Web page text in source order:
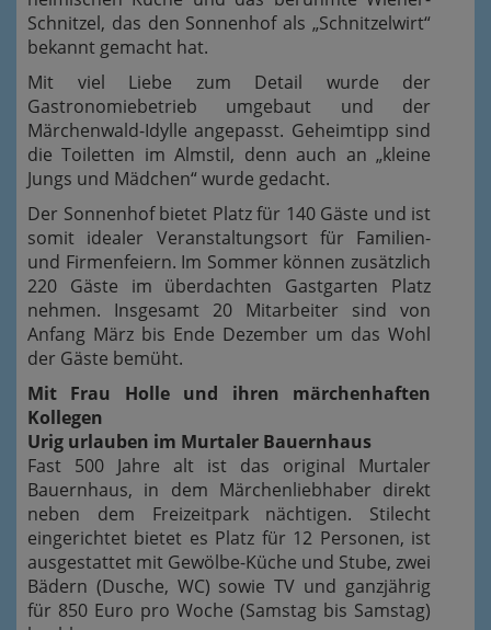
Schnitzel, das den Sonnenhof als „Schnitzelwirt“
bekannt gemacht hat.
Mit viel Liebe zum Detail wurde der
Gastronomiebetrieb umgebaut und der
Märchenwald-Idylle angepasst. Geheimtipp sind
die Toiletten im Almstil, denn auch an „kleine
Jungs und Mädchen“ wurde gedacht.
Der Sonnenhof bietet Platz für 140 Gäste und ist
somit idealer Veranstaltungsort für Familien-
und Firmenfeiern. Im Sommer können zusätzlich
220 Gäste im überdachten Gastgarten Platz
nehmen. Insgesamt 20 Mitarbeiter sind von
Anfang März bis Ende Dezember um das Wohl
der Gäste bemüht.
Mit Frau Holle und ihren märchenhaften
Kollegen
Urig urlauben im Murtaler Bauernhaus
Fast 500 Jahre alt ist das original Murtaler
Bauernhaus, in dem Märchenliebhaber direkt
neben dem Freizeitpark nächtigen. Stilecht
eingerichtet bietet es Platz für 12 Personen, ist
ausgestattet mit Gewölbe-Küche und Stube, zwei
Bädern (Dusche, WC) sowie TV und ganzjährig
für 850 Euro pro Woche (Samstag bis Samstag)